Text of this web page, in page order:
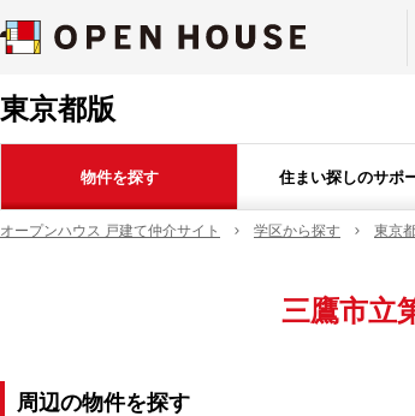
東京都版
物件を探す 住まい探しのサポ
オープンハウス 戸建て仲介サイト 学区から探す 東京
三鷹市立
周辺の物件を探す